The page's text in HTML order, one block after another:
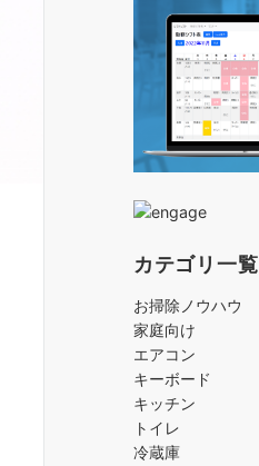
カテゴリ一覧
お掃除ノウハウ
家庭向け
エアコン
キーボード
キッチン
トイレ
冷蔵庫